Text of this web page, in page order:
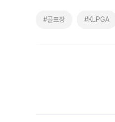
#골프장 #KLPGA